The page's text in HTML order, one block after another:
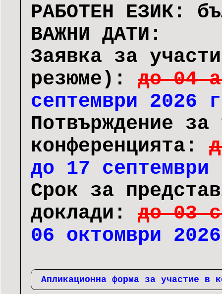
РАБОТЕН ЕЗИК:
ВАЖНИ ДАТИ:
Заявка за
резюме): до 04
септември 2026
Потвърждение за
конференцията:
до 17
Срок за
доклади: до 03
06 октомври
Апликационна форма за участие в